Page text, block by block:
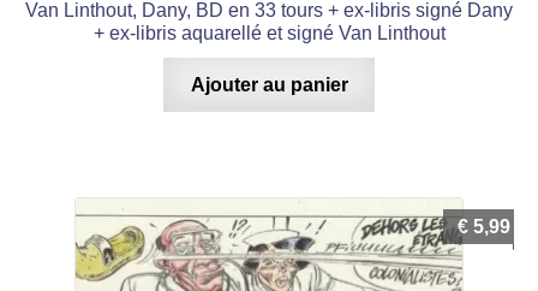
Van Linthout, Dany, BD en 33 tours + ex-libris signé Dany
+ ex-libris aquarellé et signé Van Linthout
Ajouter au panier
€ 5,99